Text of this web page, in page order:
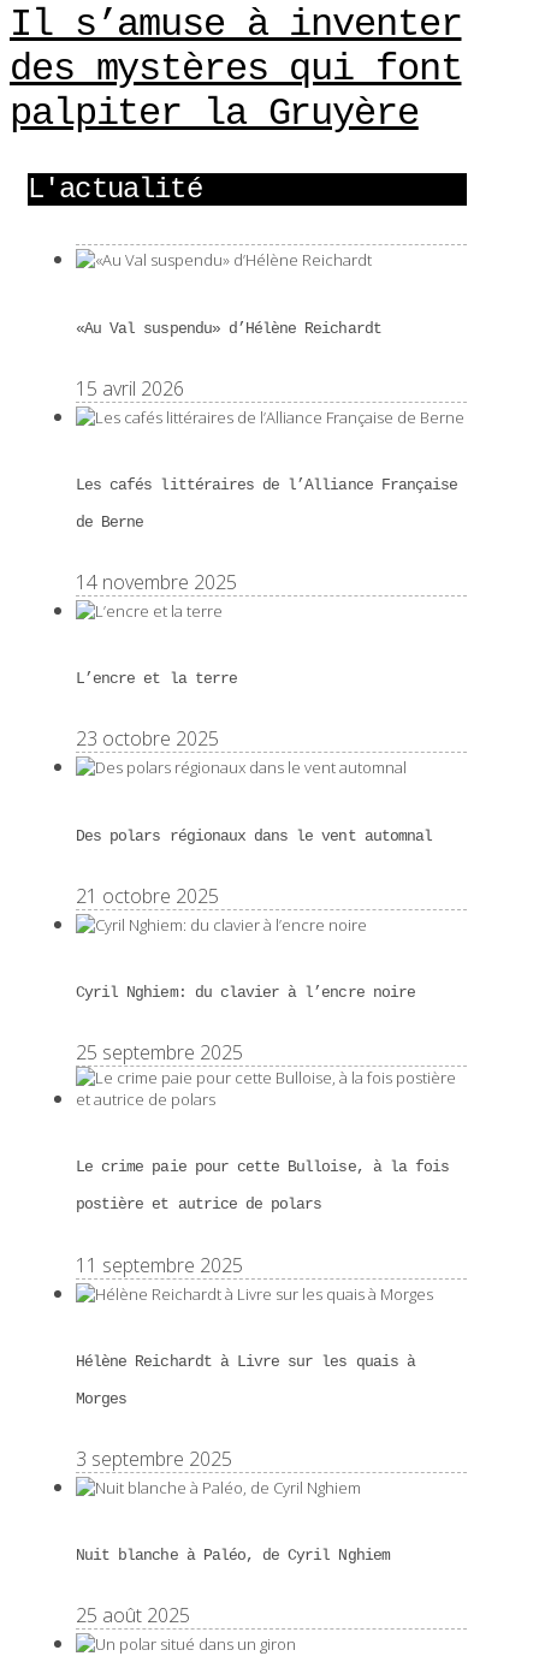
Il s’amuse à inventer
des mystères qui font
palpiter la Gruyère
L'actualité
«Au Val suspendu» d’Hélène Reichardt
15 avril 2026
Les cafés littéraires de l’Alliance Française
de Berne
14 novembre 2025
L’encre et la terre
23 octobre 2025
Des polars régionaux dans le vent automnal
21 octobre 2025
Cyril Nghiem: du clavier à l’encre noire
25 septembre 2025
Le crime paie pour cette Bulloise, à la fois
postière et autrice de polars
11 septembre 2025
Hélène Reichardt à Livre sur les quais à
Morges
3 septembre 2025
Nuit blanche à Paléo, de Cyril Nghiem
25 août 2025